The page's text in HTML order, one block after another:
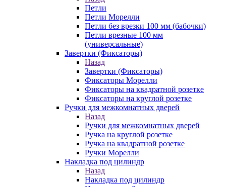
Петли
Петли Морелли
Петли без врезки 100 мм (бабочки)
Петли врезные 100 мм
(универсальные)
Завертки (Фиксаторы)
Назад
Завертки (Фиксаторы)
Фиксаторы Морелли
Фиксаторы на квадратной розетке
Фиксаторы на круглой розетке
Ручки для межкомнатных дверей
Назад
Ручки для межкомнатных дверей
Ручка на круглой розетке
Ручка на квадратной розетке
Ручки Морелли
Накладка под цилиндр
Назад
Накладка под цилиндр